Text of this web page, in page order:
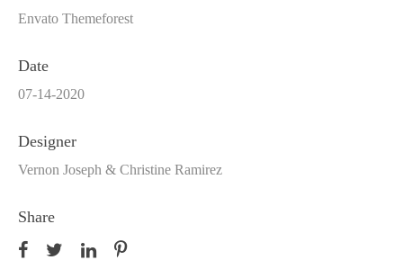
Envato Themeforest
Date
07-14-2020
Designer
Vernon Joseph & Christine Ramirez
Share